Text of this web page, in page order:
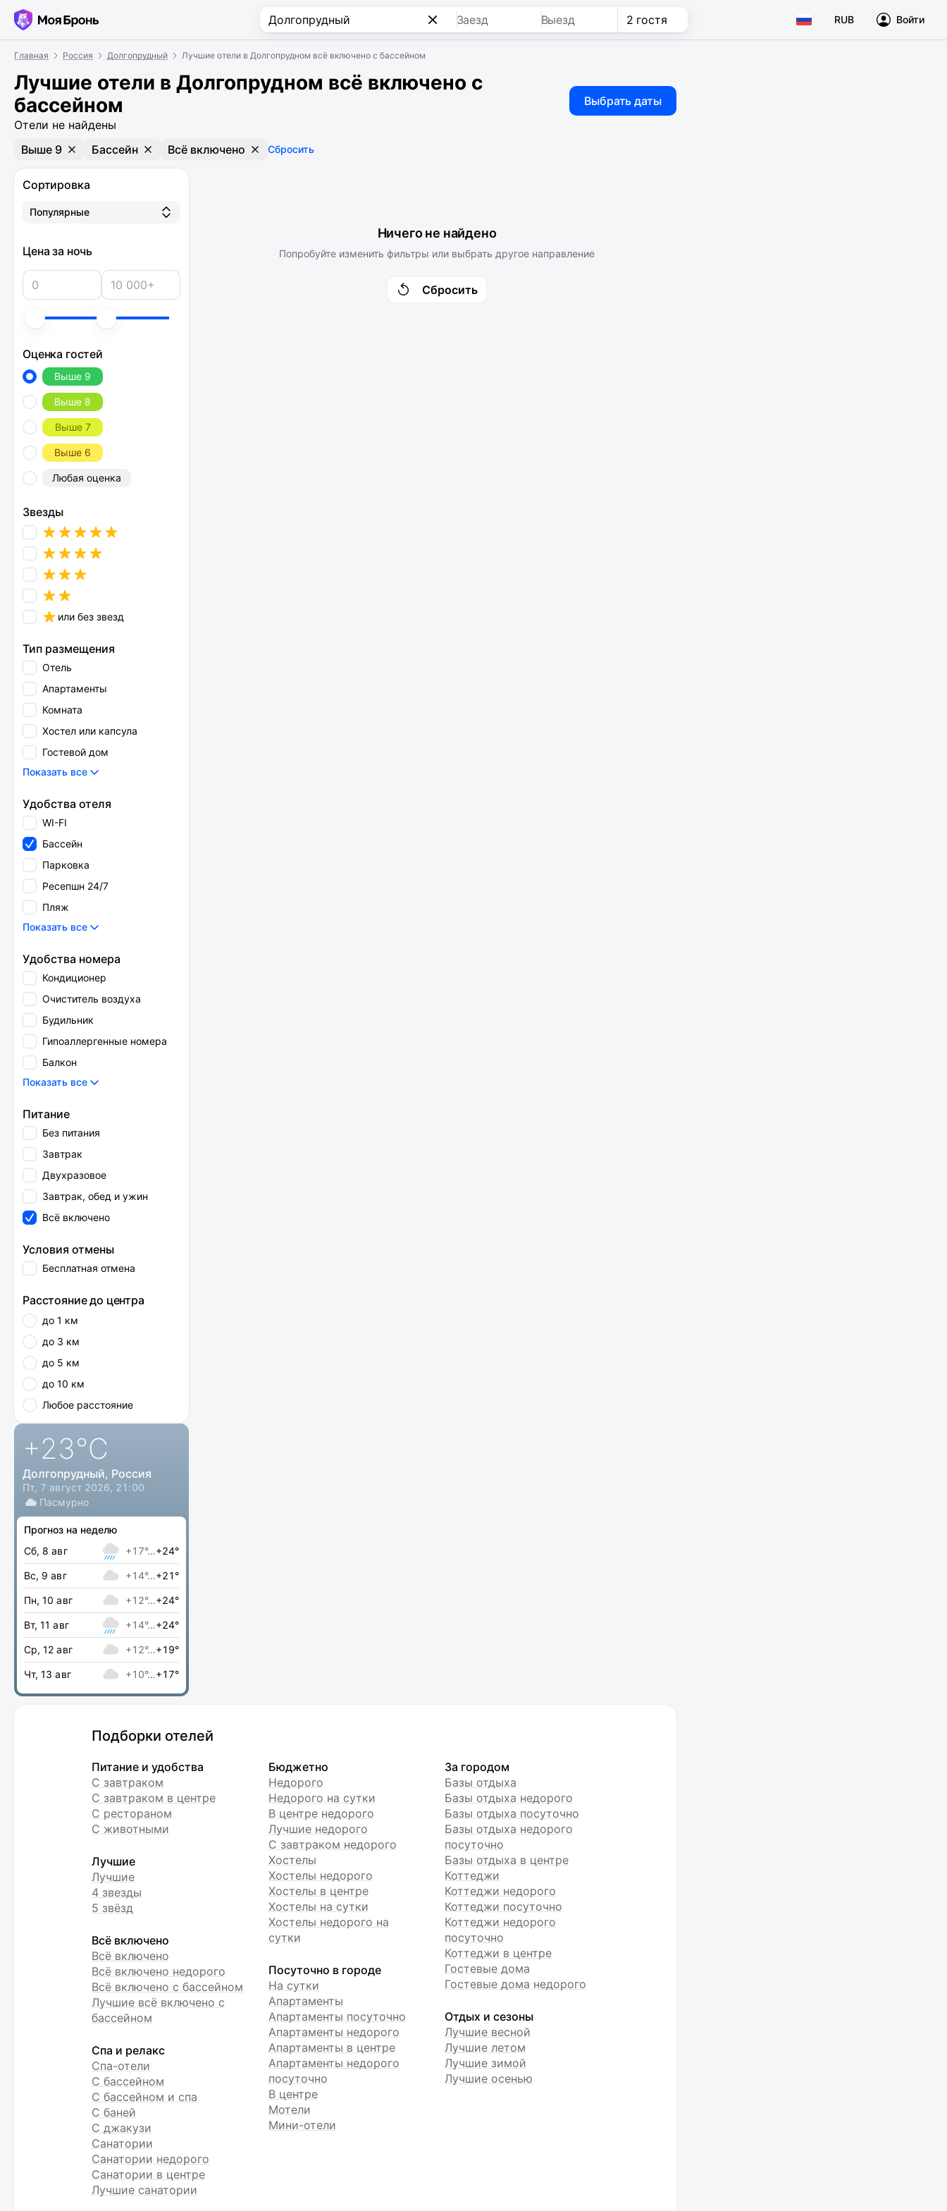
Заезд Выезд 2 гостя RUB Войти
Главная Россия Долгопрудный Лучшие отели в Долгопрудном всё включено с бассейном
Лучшие отели в Долгопрудном всё включено с
бассейном
Отели не найдены
Выбрать даты
Выше 9 Бассейн Всё включено Сбросить
Сортировка
Популярные
Цена за ночь
Оценка гостей
Выше 9
Выше 8
Выше 7
Выше 6
Любая оценка
Звезды
или без звезд
Тип размещения
Отель
Апартаменты
Комната
Хостел или капсула
Гостевой дом
Показать все
Удобства отеля
WI-FI
Бассейн
Парковка
Ресепшн 24/7
Пляж
Показать все
Удобства номера
Кондиционер
Очиститель воздуха
Будильник
Гипоаллергенные номера
Балкон
Показать все
Питание
Без питания
Завтрак
Двухразовое
Завтрак, обед и ужин
Всё включено
Условия отмены
Бесплатная отмена
Расстояние до центра
до 1 км
до 3 км
до 5 км
до 10 км
Любое расстояние
+23°C
Долгопрудный, Россия
Пт, 7 август 2026, 21:00
Пасмурно
Прогноз на неделю
Сб, 8 авг
+17°…+24°
Вс, 9 авг +14°…+21°
Пн, 10 авг +12°…+24°
Вт, 11 авг +14°…+24°
Ср, 12 авг +12°…+19°
Чт, 13 авг +10°…+17°
Ничего не найдено
Попробуйте изменить фильтры или выбрать другое направление
Сбросить
Подборки отелей
Питание и удобства
С завтраком
С завтраком в центре
С рестораном
С животными
Лучшие
Лучшие
4 звезды
5 звёзд
Всё включено
Всё включено
Всё включено недорого
Всё включено с бассейном
Лучшие всё включено с
бассейном
Спа и релакс
Спа-отели
С бассейном
С бассейном и спа
С баней
С джакузи
Санатории
Санатории недорого
Санатории в центре
Лучшие санатории
Бюджетно
Недорого
Недорого на сутки
В центре недорого
Лучшие недорого
С завтраком недорого
Хостелы
Хостелы недорого
Хостелы в центре
Хостелы на сутки
Хостелы недорого на
сутки
Посуточно в городе
На сутки
Апартаменты
Апартаменты посуточно
Апартаменты недорого
Апартаменты в центре
Апартаменты недорого
посуточно
В центре
Мотели
Мини-отели
За городом
Базы отдыха
Базы отдыха недорого
Базы отдыха посуточно
Базы отдыха недорого
посуточно
Базы отдыха в центре
Коттеджи
Коттеджи недорого
Коттеджи посуточно
Коттеджи недорого
посуточно
Коттеджи в центре
Гостевые дома
Гостевые дома недорого
Отдых и сезоны
Лучшие весной
Лучшие летом
Лучшие зимой
Лучшие осенью